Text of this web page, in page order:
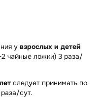
у взрослых и детей
чайные ложки) 3 раза/
следует принимать по
сут.